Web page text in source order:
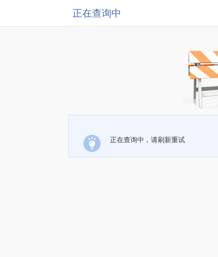
正在查询中
正在查询中，请刷新重试